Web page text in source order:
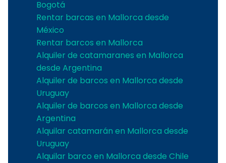
Bogotá
Rentar barcas en Mallorca desde
México
Rentar barcos en Mallorca
Alquiler de catamaranes en Mallorca
desde Argentina
Alquiler de barcos en Mallorca desde
Uruguay
Alquiler de barcos en Mallorca desde
Argentina
Alquilar catamarán en Mallorca desde
Uruguay
Alquilar barco en Mallorca desde Chile